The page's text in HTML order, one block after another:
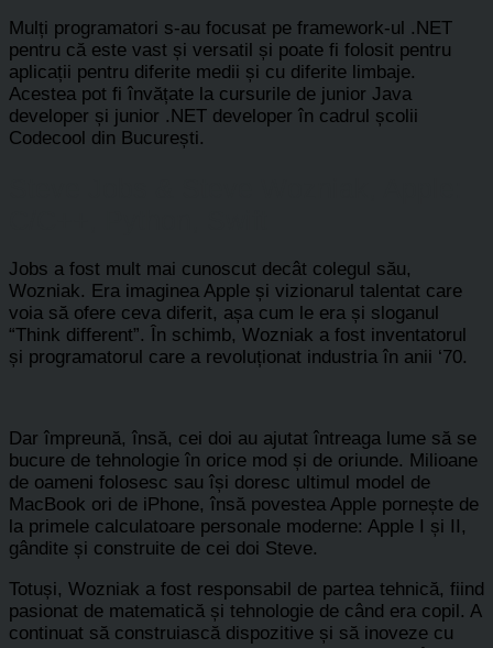
Mulți programatori s-au focusat pe framework-ul .NET
pentru că este vast și versatil și poate fi folosit pentru
aplicații pentru diferite medii și cu diferite limbaje.
Acestea pot fi învățate la cursurile de junior Java
developer și junior .NET developer în cadrul școlii
Codecool din București.
Jobs a fost mult mai cunoscut decât colegul său,
Wozniak. Era imaginea Apple și vizionarul talentat care
voia să ofere ceva diferit, așa cum le era și sloganul
“Think different”. În schimb, Wozniak a fost inventatorul
și programatorul care a revoluționat industria în anii ‘70.
Dar împreună, însă, cei doi au ajutat întreaga lume să se
bucure de tehnologie în orice mod și de oriunde. Milioane
de oameni folosesc sau își doresc ultimul model de
MacBook ori de iPhone, însă povestea Apple pornește de
la primele calculatoare personale moderne: Apple I și II,
gândite și construite de cei doi Steve.
Totuși, Wozniak a fost responsabil de partea tehnică, fiind
pasionat de matematică și tehnologie de când era copil. A
continuat să construiască dispozitive și să inoveze cu